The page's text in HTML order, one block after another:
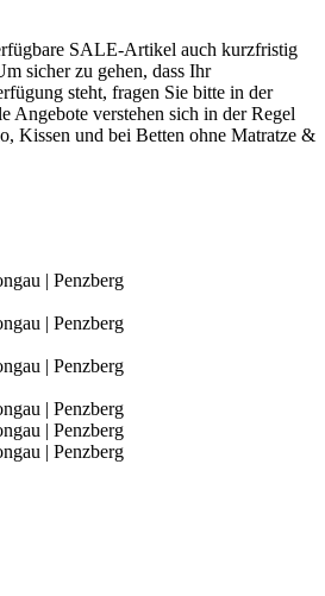
SALE-Artikel auch kurzfristig
sicher zu gehen, dass Ihr
steht, fragen Sie bitte in der
Angebote verstehen sich in der Regel
Kissen und bei Betten ohne Matratze &